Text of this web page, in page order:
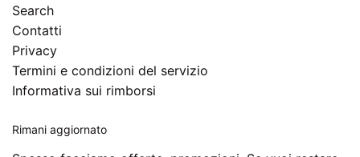
Search
Contatti
Privacy
Termini e condizioni del servizio
Informativa sui rimborsi
Rimani aggiornato